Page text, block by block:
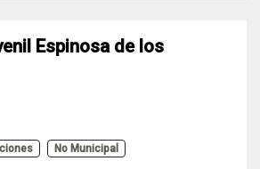
Espinosa de los
No Municipal